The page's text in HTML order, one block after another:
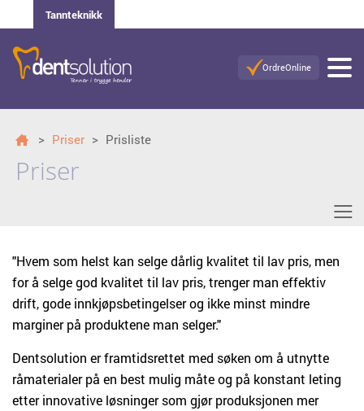
Tannteknikk
OrdreOnline
> Priser > Prisliste
Priser
≡
"Hvem som helst kan selge dårlig kvalitet til lav pris, men
for å selge god kvalitet til lav pris, trenger man effektiv
drift, gode innkjøpsbetingelser og ikke minst mindre
marginer på produktene man selger."
Dentsolution er framtidsrettet med søken om å utnytte
råmaterialer på en best mulig måte og på konstant leting
etter innovative løsninger som gjør produksjonen mer